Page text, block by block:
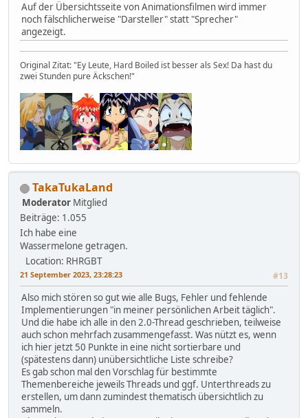
Auf der Übersichtsseite von Animationsfilmen wird immer
noch fälschlicherweise "Darsteller" statt "Sprecher"
angezeigt.
Original Zitat: "Ey Leute, Hard Boiled ist besser als Sex! Da hast du
zwei Stunden pure Äckschen!"
TakaTukaLand
Moderator Mitglied
Beiträge: 1.055
Ich habe eine
Wassermelone getragen.
Location: RHRGBT
21 September 2023, 23:28:23 #13
Also mich stören so gut wie alle Bugs, Fehler und fehlende
Implementierungen "in meiner persönlichen Arbeit täglich".
Und die habe ich alle in den 2.0-Thread geschrieben, teilweise
auch schon mehrfach zusammengefasst. Was nützt es, wenn
ich hier jetzt 50 Punkte in eine nicht sortierbare und
(spätestens dann) unübersichtliche Liste schreibe?
Es gab schon mal den Vorschlag für bestimmte
Themenbereiche jeweils Threads und ggf. Unterthreads zu
erstellen, um dann zumindest thematisch übersichtlich zu
sammeln.